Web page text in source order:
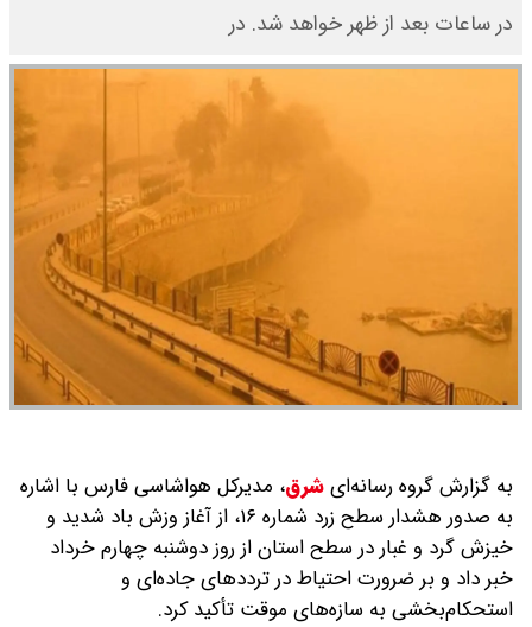
در ساعات بعد از ظهر خواهد شد. در
به گزارش گروه رسانه‌ایشرق، مدیرکل هواشاسی فارس با اشاره
به صدور هشدار سطح زرد شماره ۱۶، از آغاز وزش باد شدید و
خیزش گرد و غبار در سطح استان از روز دوشنبه چهارم خرداد
خبر داد و بر ضرورت احتیاط در ترددهای جاده‌ای و
استحکام‌بخشی به سازه‌های موقت تأکید کرد.